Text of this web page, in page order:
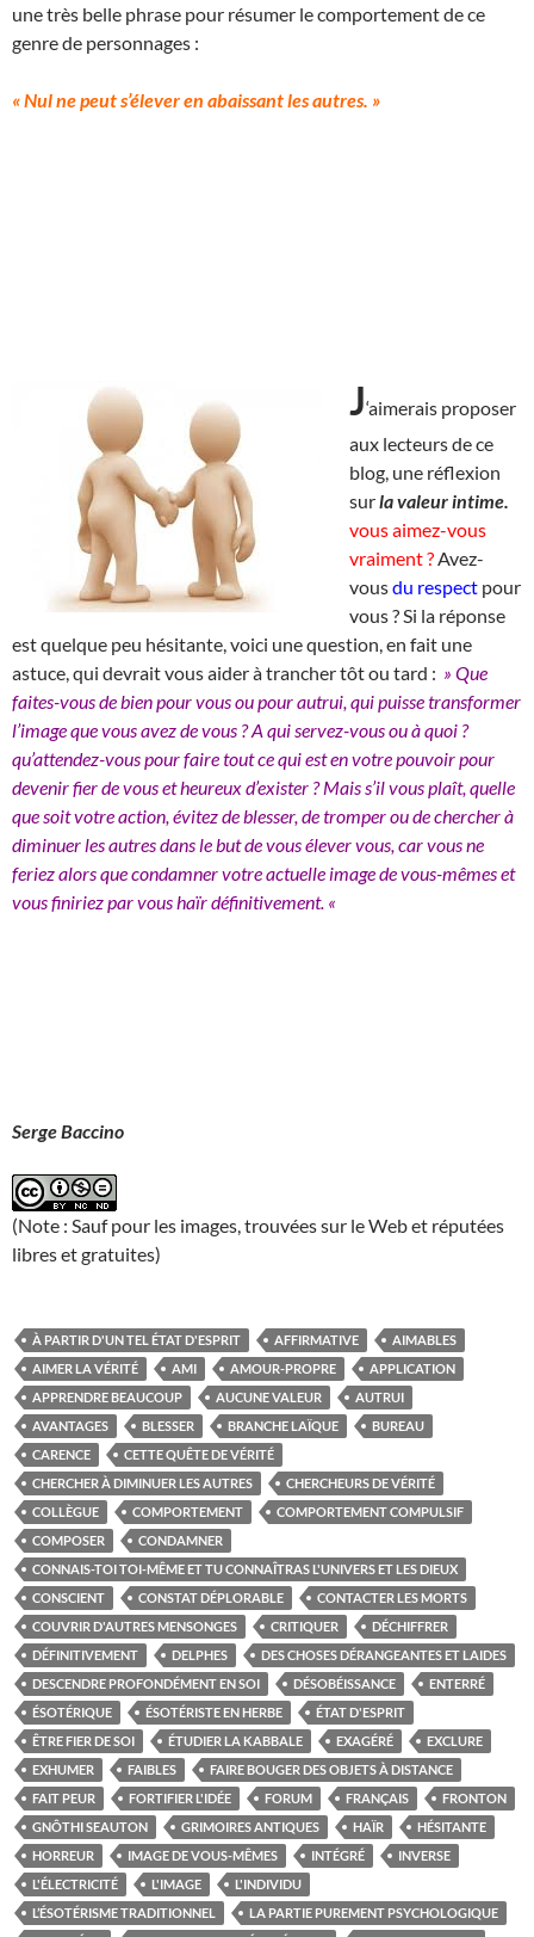
une très belle phrase pour résumer le comportement de ce
genre de personnages :
« Nul ne peut s’élever en abaissant les autres. »
J‘aimerais proposer
aux lecteurs de ce
blog, une réflexion
surla valeur intime.
vous aimez-vous
vraiment ? Avez-
vousdu respect pour
vous ? Si la réponse
est quelque peu hésitante, voici une question, en fait une
astuce, qui devrait vous aider à trancher tôt ou tard : » Que
faites-vous de bien pour vous ou pour autrui, qui puisse transformer
l’image que vous avez de vous ? A qui servez-vous ou à quoi ?
qu’attendez-vous pour faire tout ce qui est en votre pouvoir pour
devenir fier de vous et heureux d’exister ? Mais s’il vous plaît, quelle
que soit votre action, évitez de blesser, de tromper ou de chercher à
diminuer les autres dans le but de vous élever vous, car vous ne
feriez alors que condamner votre actuelle image de vous-mêmes et
vous finiriez par vous haïr définitivement. «
Serge Baccino
(Note : Sauf pour les images, trouvées sur le Web et réputées
libres et gratuites)
À PARTIR D'UN TEL ÉTAT D'ESPRIT AFFIRMATIVE
AIMABLES
AIMER LA VÉRITÉ
AMI AMOUR-PROPRE
APPLICATION
APPRENDRE BEAUCOUP
AUCUNE VALEUR
AUTRUI
AVANTAGES
BLESSER BRANCHE LAÏQUE
BUREAU
CARENCE
CETTE QUÊTE DE VÉRITÉ
CHERCHER À DIMINUER LES AUTRES
CHERCHEURS DE VÉRITÉ
COLLÈGUE
COMPORTEMENT
COMPORTEMENT COMPULSIF
COMPOSER
CONDAMNER
CONNAIS-TOI TOI-MÊME ET TU CONNAÎTRAS L'UNIVERS ET LES DIEUX
CONSCIENT
CONSTAT DÉPLORABLE
CONTACTER LES MORTS
COUVRIR D'AUTRES MENSONGES
CRITIQUER
DÉCHIFFRER
DÉFINITIVEMENT
DELPHES
DES CHOSES DÉRANGEANTES ET LAIDES
DESCENDRE PROFONDÉMENT EN SOI
DÉSOBÉISSANCE
ENTERRÉ
ÉSOTÉRIQUE
ÉSOTÉRISTE EN HERBE
ÉTAT D'ESPRIT
ÊTRE FIER DE SOI
ÉTUDIER LA KABBALE EXAGÉRÉ
EXCLURE
EXHUMER
FAIBLES
FAIRE BOUGER DES OBJETS À DISTANCE
FAIT PEUR
FORTIFIER L'IDÉE FORUM FRANÇAIS
FRONTON
GNÔTHI SEAUTON
GRIMOIRES ANTIQUES HAÏR
HÉSITANTE
HORREUR
IMAGE DE VOUS-MÊMES INTÉGRÉ
INVERSE
L'ÉLECTRICITÉ
L'IMAGE
L'INDIVIDU
L’ÉSOTÉRISME TRADITIONNEL
LA PARTIE PUREMENT PSYCHOLOGIQUE